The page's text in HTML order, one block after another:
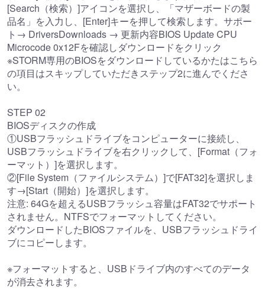
[Search（検索）]アイコンを選択し、「マザーボードの製
品名」を入力し、[Enter]キーを押して検索します。サポー
ト→ DriversDownloads → 更新内容BIOS Update CPU
Microcode 0x12Fを確認しダウンロードをクリック
※STORM専用のBIOSをダウンロードしているかたはこちら
の項目はスキップしていただきステップ2に進んでくださ
い。
STEP 02
BIOSディスクの作成
①USBフラッシュドライブをコンピューターに接続し、
USBフラッシュドライブを右クリックして、[Format（フォ
ーマット）]を選択します。
②[File System（ファイルシステム）]で[FAT32]を選択しま
す→[Start（開始）]を選択します。
注意: 64Gを超えるUSBフラッシュ容量はFAT32でサポート
されません。NTFSでフォーマットしてください。
ダウンロードしたBIOSファイルを、USBフラッシュドライ
ブにコピーします。
※フォーマットすると、USBドライブ内のすべてのデータ
が消去されます。